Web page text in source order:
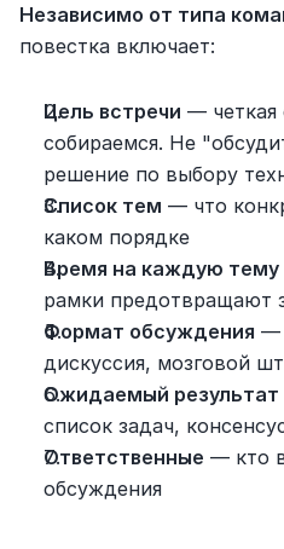
Независимо от типа
повестка включает:
Цель встречи — четкая
собираемся. Не
решение по выбору
Список тем — что
каком порядке
Время на каждую тему
рамки предотвращают
Формат обсуждения —
дискуссия, мозговой
Ожидаемый результат
список задач,
Ответственные — кто
обсуждения